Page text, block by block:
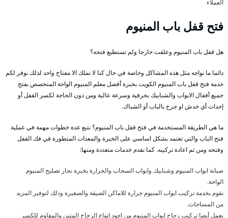
العملاء
فتح قفل باب المنيوم
هل قفل باب المنيوم وعلقت خارجا ولم تستطيع فتحه؟
دائما ما نواجه مثل هذه المشاكل وخاصة في حال كنا لا نملك الا مفتاح واحد لذلك نوفر لكم
خدمة فتح قفل باب المنيوم الكويت بخبرة أفضل معلم المنيوم الواحة المتخصص بفتح
جميع أقفال الابواب والشبابيك بحرفية وسرعة عالية ومن دون الحاجة لكسر القفل أو
إحداث أي خدش او جرح بالباب أو الشباك.
ما هي الطريقة المستخدمة في فتح قفل باب المنيوم؟ نتبع عدة خطوات مهمة في عملية
فتح الباب والتي تعتمد بشكل اساسي على الخبرة والمعدات المتطورة في فك القفل
وفتحه ومن ثم اعادة تركيبه. كما نقدم خدمات متعددة ومنها:
صيانة ابواب المنيوم وشبابيك وابواب السحاب والجرارة بخبرة نجار تصليح المنيوم
الواحة.
نقوم بخدمة تركيب ابواب المنيوم جرارة للاماكن الضيقة والصغيرة وذلك لتوفير المزيد
من المساحات.
نعمل أيضا تركيب زجاج ابواب المنيوم من اجود انواع الزجاج المتين والمقاوم للكسر